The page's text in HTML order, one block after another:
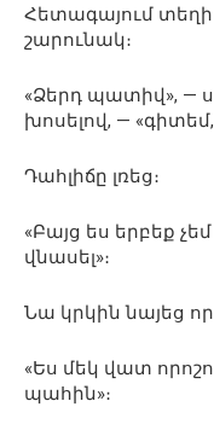
Հետագայում
շարունակ։
«Ձերդ պատիվ», —
խոսելով, — «գիտեմ,
Դահլիճը լռեց։
«Բայց ես երբեք
վնասել»։
Նա կրկին նայեց
«Ես մեկ վատ
պահին»։